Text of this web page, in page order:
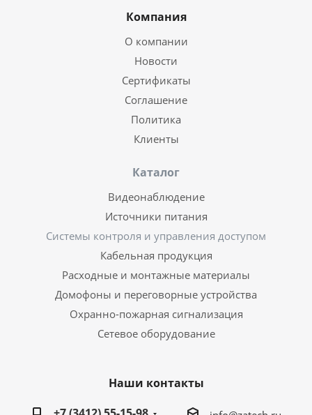
Компания
О компании
Новости
Сертификаты
Соглашение
Политика
Клиенты
Каталог
Видеонаблюдение
Источники питания
Системы контроля и управления доступом
Кабельная продукция
Расходные и монтажные материалы
Домофоны и переговорные устройства
Охранно-пожарная сигнализация
Сетевое оборудование
Наши контакты